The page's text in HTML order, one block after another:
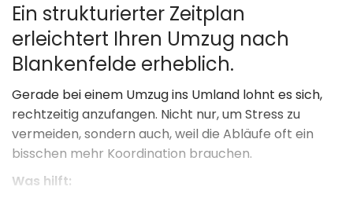
Ein strukturierter Zeitplan
erleichtert Ihren Umzug nach
Blankenfelde erheblich.
Gerade bei einem Umzug ins Umland lohnt es sich,
rechtzeitig anzufangen. Nicht nur, um Stress zu
vermeiden, sondern auch, weil die Abläufe oft ein
bisschen mehr Koordination brauchen.
Was hilft: